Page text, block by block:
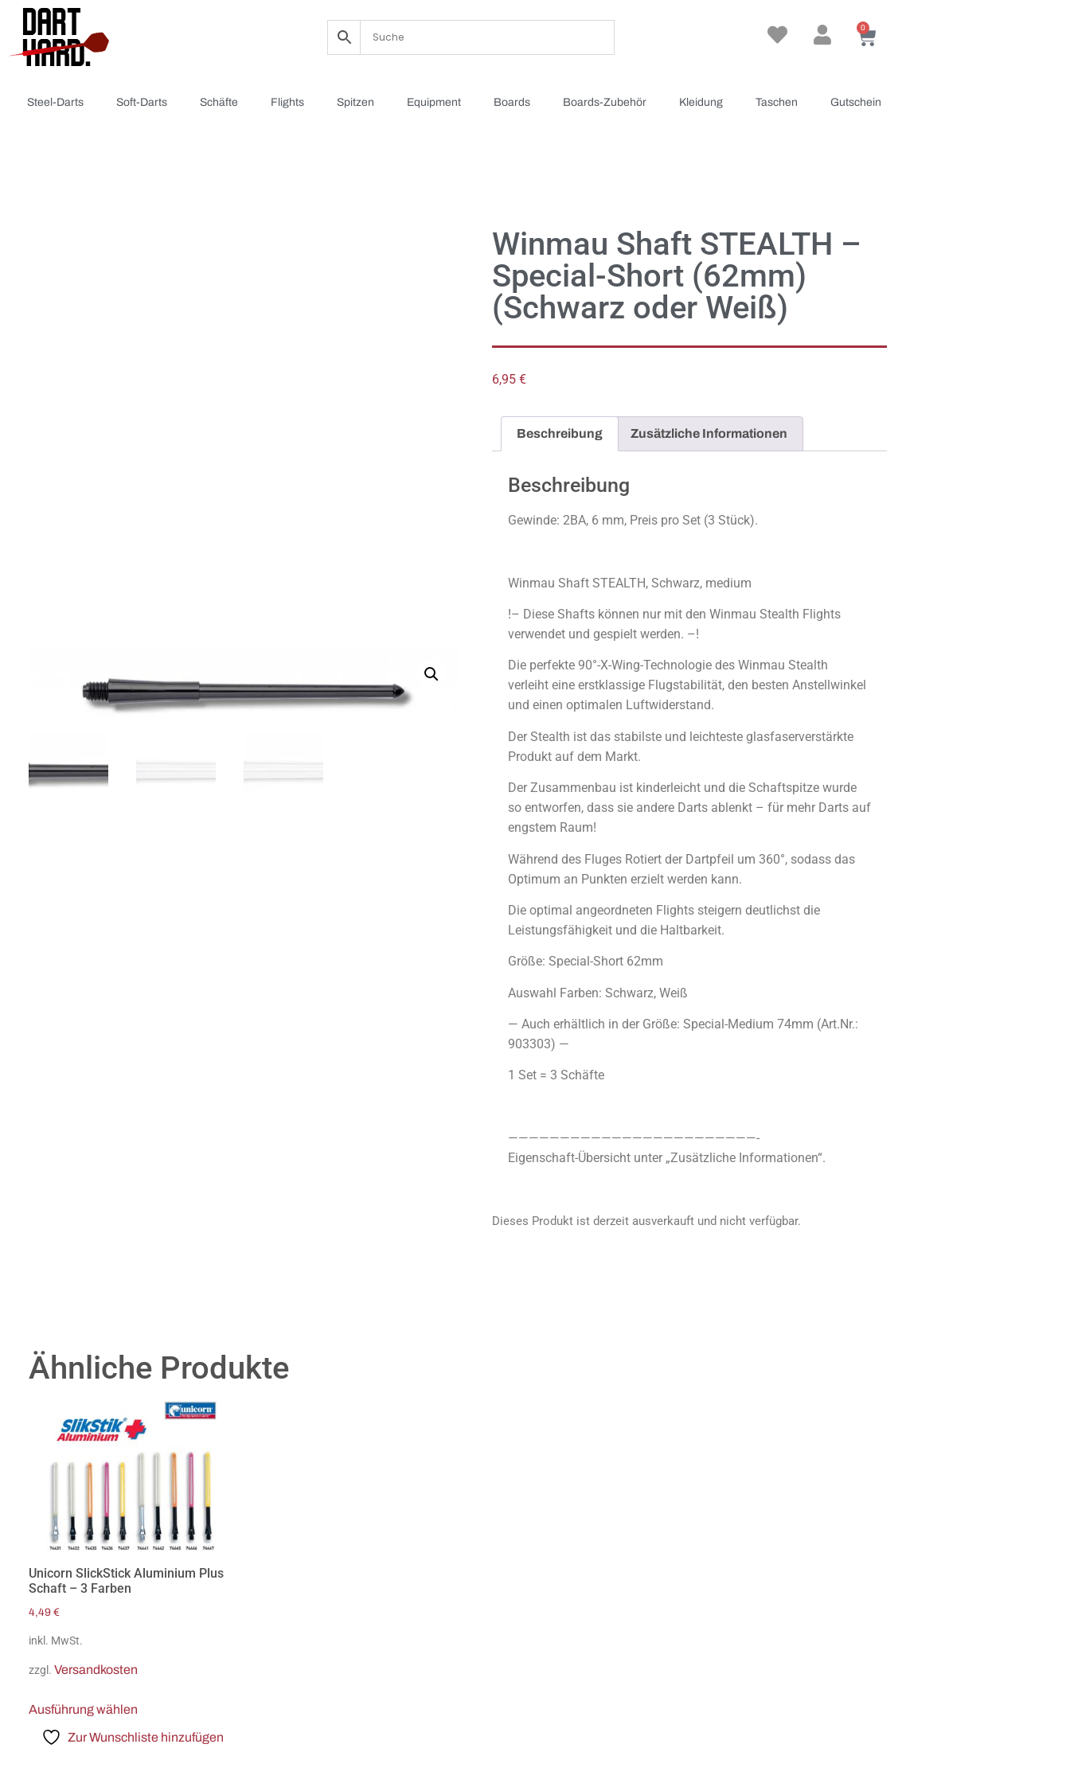
0
Steel-Darts Soft-Darts Schäfte Flights Spitzen Equipment Boards Boards-Zubehör Kleidung Taschen Gutschein
Winmau Shaft STEALTH –
Special-Short (62mm)
(Schwarz oder Weiß)
6,95 €
Beschreibung Zusätzliche Informationen
Beschreibung
Gewinde: 2BA, 6 mm, Preis pro Set (3 Stück).
Winmau Shaft STEALTH, Schwarz, medium
!– Diese Shafts können nur mit den Winmau Stealth Flights
verwendet und gespielt werden. –!
Die perfekte 90°-X-Wing-Technologie des Winmau Stealth
verleiht eine erstklassige Flugstabilität, den besten Anstellwinkel
und einen optimalen Luftwiderstand.
Der Stealth ist das stabilste und leichteste glasfaserverstärkte
Produkt auf dem Markt.
Der Zusammenbau ist kinderleicht und die Schaftspitze wurde
so entworfen, dass sie andere Darts ablenkt – für mehr Darts auf
engstem Raum!
Während des Fluges Rotiert der Dartpfeil um 360°, sodass das
Optimum an Punkten erzielt werden kann.
Die optimal angeordneten Flights steigern deutlichst die
Leistungsfähigkeit und die Haltbarkeit.
Größe: Special-Short 62mm
Auswahl Farben: Schwarz, Weiß
— Auch erhältlich in der Größe: Special-Medium 74mm (Art.Nr.:
903303) —
1 Set = 3 Schäfte
————————————————————————-
Eigenschaft-Übersicht unter „Zusätzliche Informationen“.
Dieses Produkt ist derzeit ausverkauft und nicht verfügbar.
Ähnliche Produkte
Unicorn SlickStick Aluminium Plus
Schaft – 3 Farben
4,49 €
inkl. MwSt.
zzgl. Versandkosten
Ausführung wählen
Zur Wunschliste hinzufügen